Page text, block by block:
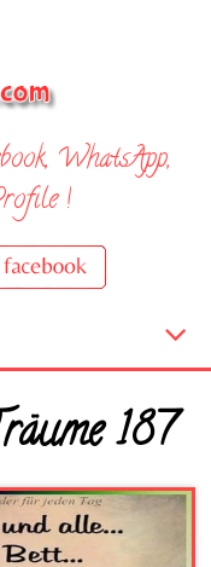
WhatsApp,
!
187